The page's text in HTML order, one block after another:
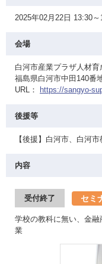
2025年02月22日 13:30～
会場
白河市産業プラザ人材
福島県白河市中田140番
URL：
https://sangyo-
後援等
【後援】白河市、白河
内容
受付終了 セミ
学校の教科に無い、金
業